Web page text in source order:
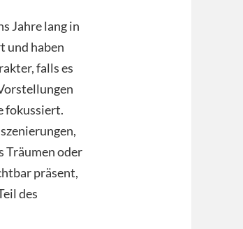
Jahre lang in
und haben
falls es
fokussiert.
Träumen oder
präsent,
des